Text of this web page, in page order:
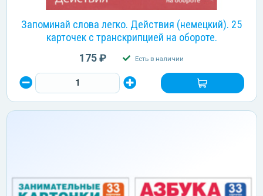
Запоминай слова легко. Действия (немецкий). 25
карточек с транскрипцией на обороте.
175 ₽ Есть в наличии